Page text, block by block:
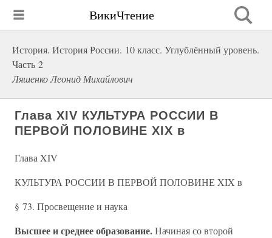
ВикиЧтение
История. История России. 10 класс. Углублённый уровень.
Часть 2
Ляшенко Леонид Михайлович
Глава XIV КУЛЬТУРА РОССИИ В
ПЕРВОЙ ПОЛОВИНЕ XIX в
Глава XIV
КУЛЬТУРА РОССИИ В ПЕРВОЙ ПОЛОВИНЕ XIX в
§ 73. Просвещение и наука
Высшее и среднее образование.Начиная со второй